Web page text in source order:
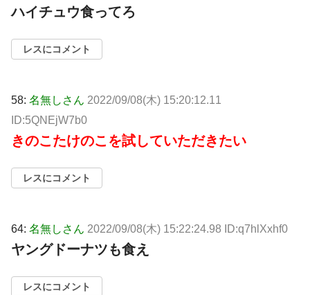
ハイチュウ食ってろ
レスにコメント
58: 名無しさん 2022/09/08(木) 15:20:12.11
ID:5QNEjW7b0
きのこたけのこを試していただきたい
レスにコメント
64: 名無しさん 2022/09/08(木) 15:22:24.98 ID:q7hlXxhf0
ヤングドーナツも食え
レスにコメント